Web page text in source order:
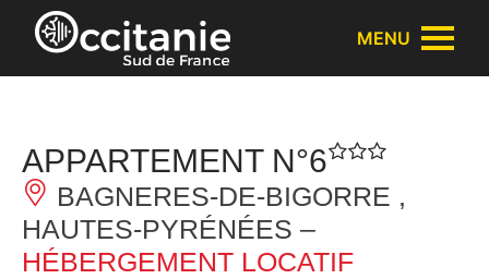
Panneau de gestion des cookies
MENU
APPARTEMENT N°6
BAGNERES-DE-BIGORRE ,
HAUTES-PYRÉNÉES –
HÉBERGEMENT LOCATIF